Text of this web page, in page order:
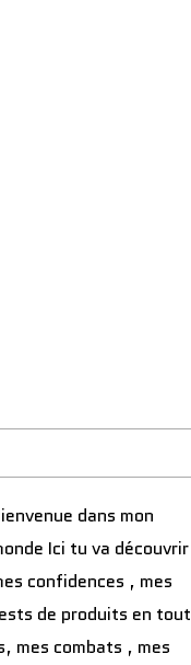
dans mon
Ici tu va découvrir
confidences , mes
de produits en tout
mes combats , mes